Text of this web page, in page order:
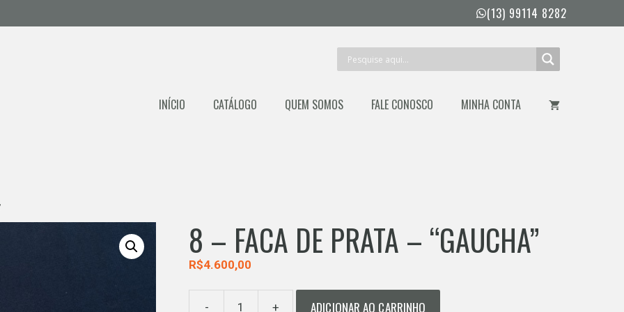
(13) 99114 8282
INÍCIO CATÁLOGO QUEM SOMOS FALE CONOSCO MINHA CONTA
8 – FACA DE PRATA – “GAUCHA”
R$4.600,00
- + ADICIONAR AO CARRINHO
-
"GAUCHA"